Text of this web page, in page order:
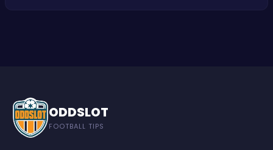
ODDSLOT
FOOTBALL TIPS